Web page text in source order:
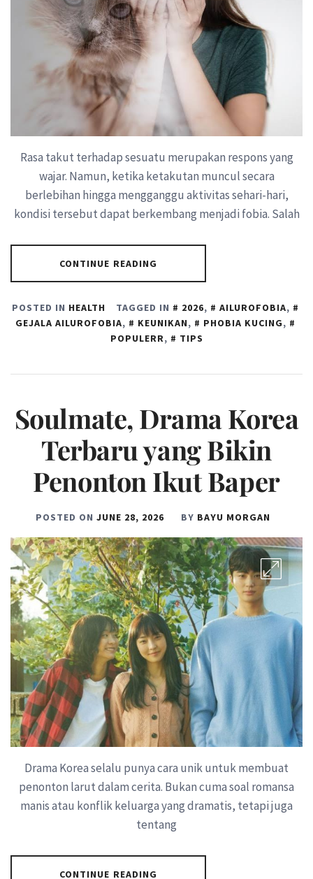
Rasa takut terhadap sesuatu merupakan respons yang
wajar. Namun, ketika ketakutan muncul secara
berlebihan hingga mengganggu aktivitas sehari-hari,
kondisi tersebut dapat berkembang menjadi fobia. Salah
CONTINUE READING
POSTED IN HEALTH TAGGED IN 2026, AILUROFOBIA,
GEJALA AILUROFOBIA, KEUNIKAN, PHOBIA KUCING,
POPULERR, TIPS
Soulmate, Drama Korea
Terbaru yang Bikin
Penonton Ikut Baper
POSTED ON JUNE 28, 2026 BY BAYU MORGAN
Drama Korea selalu punya cara unik untuk membuat
penonton larut dalam cerita. Bukan cuma soal romansa
manis atau konflik keluarga yang dramatis, tetapi juga
tentang
CONTINUE READING